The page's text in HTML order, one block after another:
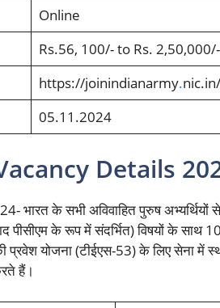
Online
Rs.56, 100/- to Rs. 2,50,000/-
https://joinindianarmy.nic.in/
05.11.2024
Details
के सभी अविवाहित पुरुष अभ्यर्थियों
पीसीएम के रूप में संदर्भित) विषयों के साथ
प्रवेश योजना (टीईएस-53) के लिए सेना में
हैं।